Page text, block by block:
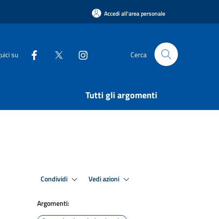
Accedi all'area personale
su Cerca
Tutti gli argomenti
Condividi Vedi azioni
Argomenti: